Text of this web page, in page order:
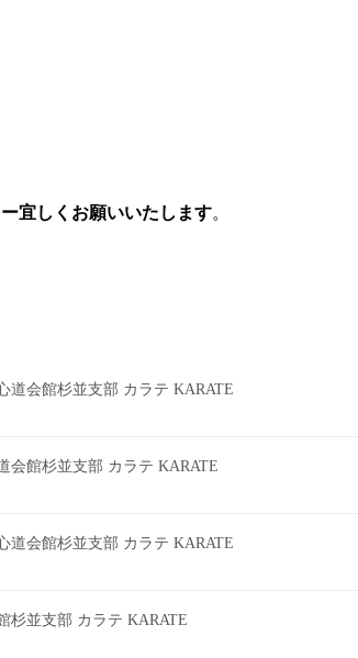
宜しくお願いいたします。
道会館杉並支部 カラテ KARATE
会館杉並支部 カラテ KARATE
道会館杉並支部 カラテ KARATE
杉並支部 カラテ KARATE